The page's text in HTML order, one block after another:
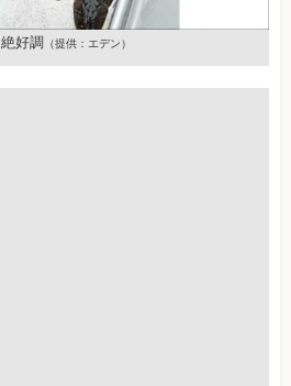
好調 （提供：エデン）